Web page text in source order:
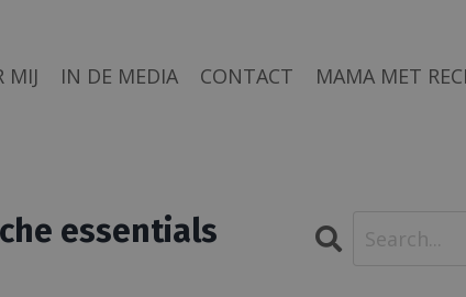
MIJ IN DE MEDIA CONTACT MAMA MET
essentials